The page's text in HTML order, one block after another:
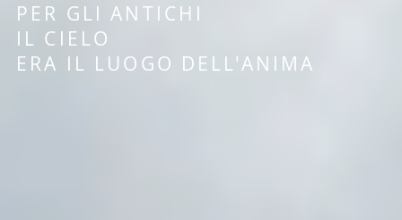
PER GLI ANTICHI
IL CIELO
ERA IL LUOGO DELL'ANIMA